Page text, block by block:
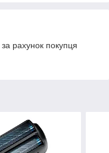
рахунок покупця